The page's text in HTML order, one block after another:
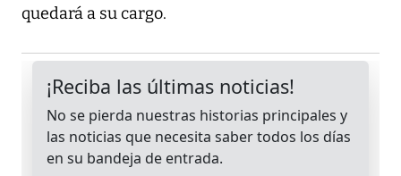
quedará a su cargo.